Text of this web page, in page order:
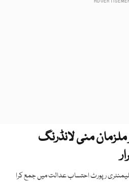
منی لانڈرنگ
رپورٹ احتساب عدالت میں جمع کرا